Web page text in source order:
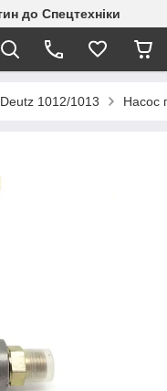
до Спецтехніки
Deutz 1012/1013 Насос